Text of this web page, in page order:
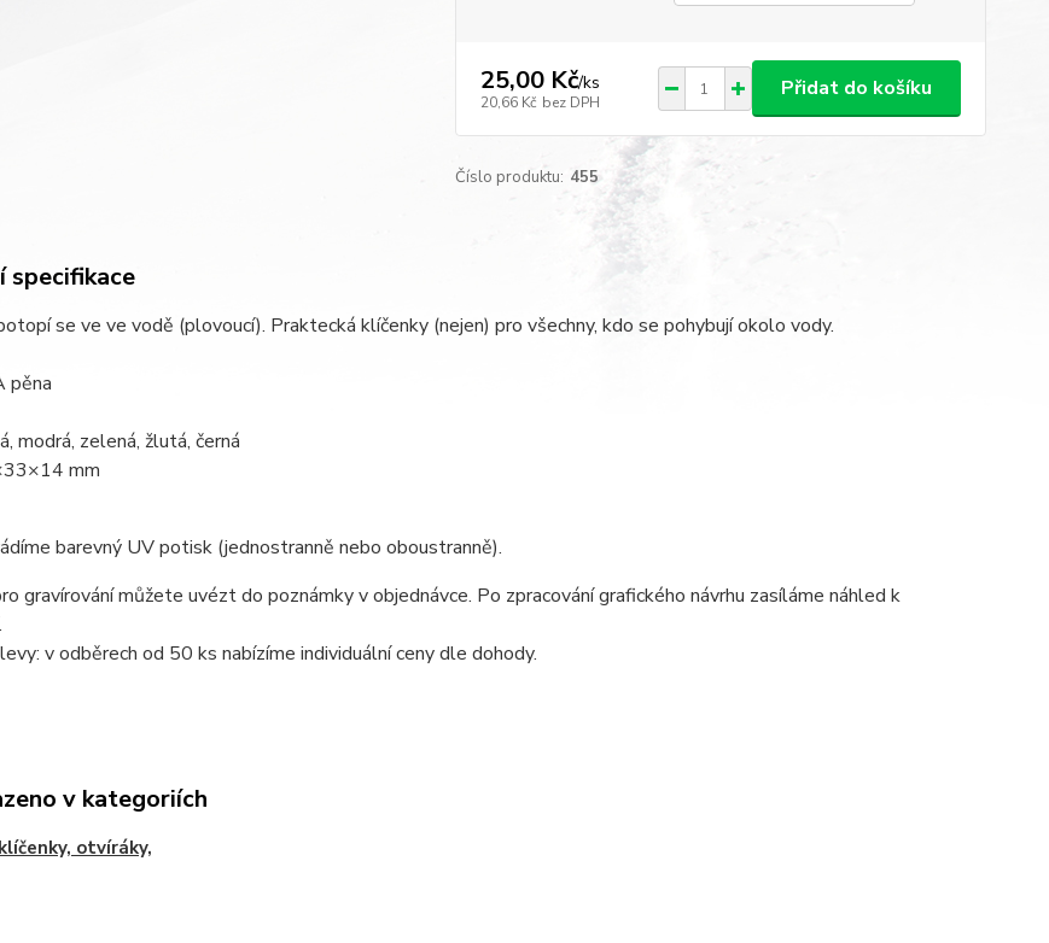
25,00 Kč/ks
20,66 Kč bez DPH
Přidat do košíku
Číslo produktu: 455
specifikace
se ve ve vodě (plovoucí). Praktecká klíčenky (nejen) pro všechny, kdo se pohybují okolo vody.
pěna
modrá, zelená, žlutá, černá
mm
barevný UV potisk (jednostranně nebo oboustranně).
gravírování můžete uvézt do poznámky v objednávce. Po zpracování grafického návrhu zasíláme náhled k
v odběrech od 50 ks nabízíme individuální ceny dle dohody.
v kategoriích
otvíráky,